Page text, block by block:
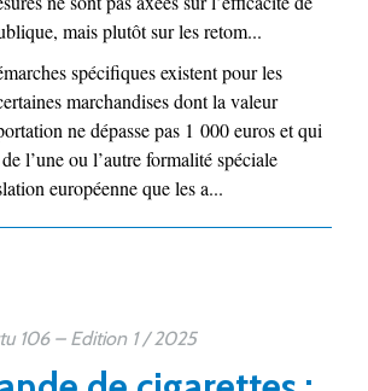
mais plutôt sur les retom...
spécifiques existent pour les
marchandises dont la valeur
ne dépasse pas 1 000 euros et qui
l’une ou l’autre formalité spéciale
européenne que les a...
106 – Edition 1 / 2025